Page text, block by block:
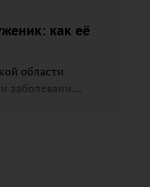
как её
области
заболевани...